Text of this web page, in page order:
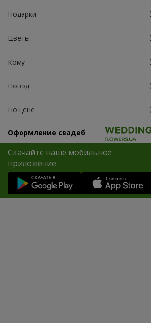
Подарки
Цветы
Кому
Повод
По цене
Оформление свадеб
Скачайте наше мобильное
приложение